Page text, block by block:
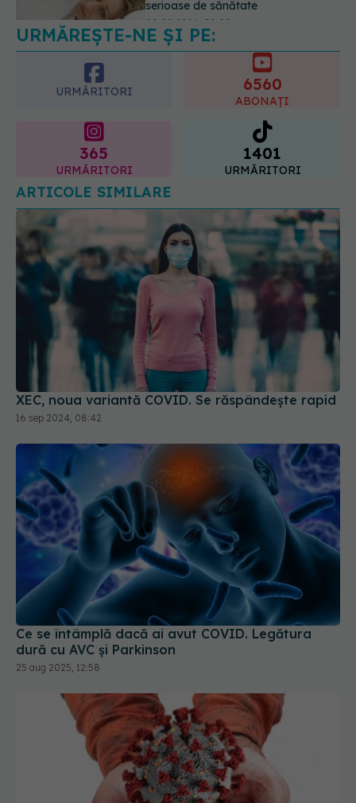
rozmarin pentru a opri căderea
părului
09.08.2026, 11:00
URMĂRITORI
ABONAȚI
URMĂRITORI
1401
URMĂRITORI
ARTICOLE SIMILARE
XEC, noua variantă COVID. Se răspândește rapid
16 sep 2024, 08:42
Ce se întâmplă dacă ai avut COVID. Legătura
dură cu AVC și Parkinson
25 aug 2025, 12:58